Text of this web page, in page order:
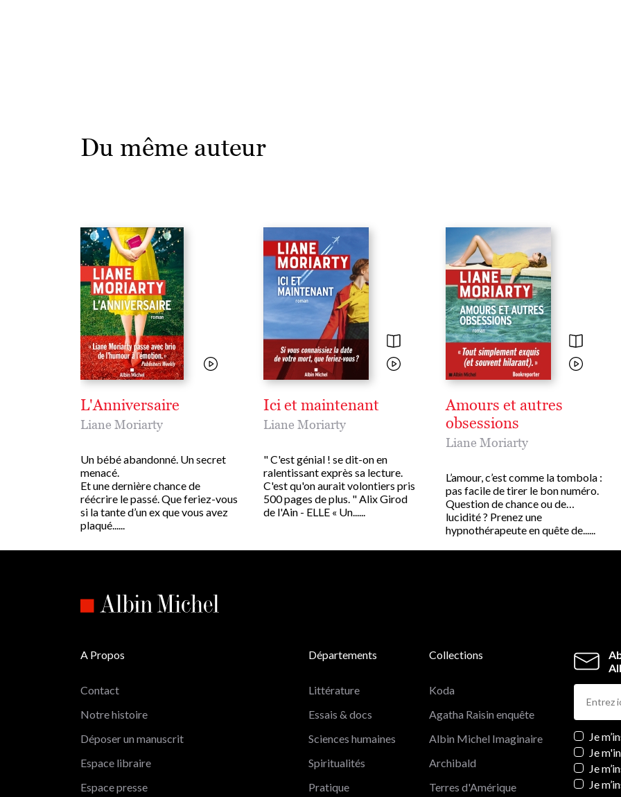
Du même auteur
L'Anniversaire
Liane Moriarty
Un bébé abandonné. Un secret
menacé.
Et une dernière chance de
réécrire le passé. Que feriez-vous
si la tante d’un ex que vous avez
plaqué......
Ici et maintenant
Liane Moriarty
" C'est génial ! se dit-on en
ralentissant exprès sa lecture.
C'est qu'on aurait volontiers pris
500 pages de plus. " Alix Girod
de l'Ain - ELLE « Un......
Amours et autres
obsessions
Liane Moriarty
L’amour, c’est comme la tombola :
pas facile de tirer le bon numéro.
Question de chance ou de…
lucidité ? Prenez une
hypnothérapeute en quête de......
Je
Je
Je
Je
A Propos
Contact
Notre histoire
Déposer un manuscrit
Espace libraire
Espace presse
Départements
Littérature
Essais & docs
Sciences humaines
Spiritualités
Pratique
Collections
Koda
Agatha Raisin enquête
Albin Michel Imaginaire
Archibald
Terres d'Amérique